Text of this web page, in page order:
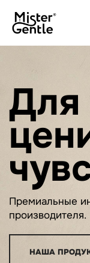
Для
Премиальные
производителя.
НАША